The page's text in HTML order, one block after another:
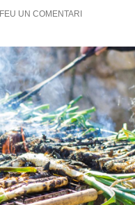
FEU UN COMENTARI